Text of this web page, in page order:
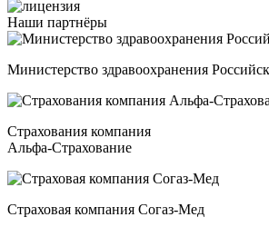
Наши партнёры
Министерство здравоохранения
Страхования компания
Альфа-Страхование
Страховая компания Согаз-Мед